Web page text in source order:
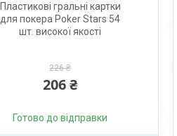
Пластикові гральні картки
для покера Poker Stars 54
шт. високої якості
226 ₴
206 ₴
Готово до відправки